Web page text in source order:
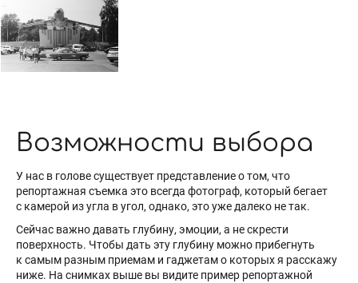
Возможности выбора
У нас в голове существует представление о том, что
репортажная съемка это всегда фотограф, который бегает
с камерой из угла в угол, однако, это уже далеко не так.
Сейчас важно давать глубину, эмоции, а не скрести
поверхность. Чтобы дать эту глубину можно прибегнуть
к самым разным приемам и гаджетам о которых я расскажу
ниже. На снимках выше вы видите пример репортажной